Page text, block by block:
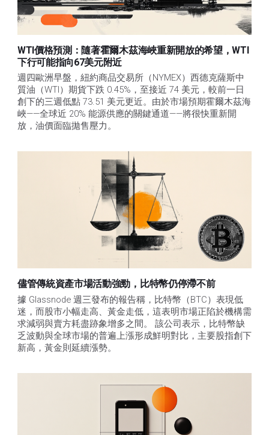
WTI價格預測：隨著霍爾木茲海峽重新開放的希望，WTI
下行可能指向67美元附近
週四歐洲早盤，紐約商品交易所（NYMEX）西德克薩斯中
質油（WTI）期貨下跌 0.45%，至接近 74 美元，較前一日
創下的三週低點 73.51 美元更近。由於市場預期霍爾木茲海
峽——全球近 20% 能源供應的關鍵通道——將很快重新開
放，油價面臨拋售壓力。
儘管傳統資產市場活動強勁，比特幣仍停滯不前
據 Glassnode 週三發布的報告稱，比特幣（BTC）表現低
迷，而股市小幅走高、黃金走低，這表明市場正陷於機構需
求減弱與賣方耗盡跡象增多之間。 該公司表示，比特幣缺
乏波動與全球市場的普遍上漲形成鮮明對比，主要股指創下
新高，黃金則延續漲勢。